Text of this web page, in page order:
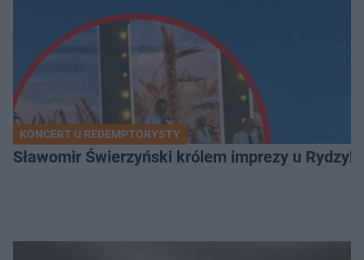
KONCERT U REDEMPTORYSTY
Sławomir Świerzyński królem imprezy u